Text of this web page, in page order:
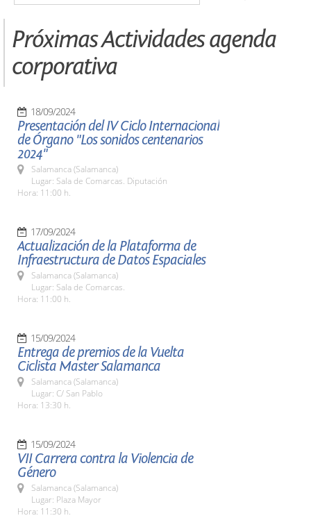
Próximas Actividades agenda
corporativa
18/09/2024
Presentación del IV Ciclo Internacional
de Órgano "Los sonidos centenarios
2024"
Salamanca (Salamanca)
Lugar: Sala de Comarcas. Diputación
Hora: 11:00 h.
17/09/2024
Actualización de la Plataforma de
Infraestructura de Datos Espaciales
Salamanca (Salamanca)
Lugar: Sala de Comarcas.
Hora: 11:00 h.
15/09/2024
Entrega de premios de la Vuelta
Ciclista Master Salamanca
Salamanca (Salamanca)
Lugar: C/ San Pablo
Hora: 13:30 h.
15/09/2024
VII Carrera contra la Violencia de
Género
Salamanca (Salamanca)
Lugar: Plaza Mayor
Hora: 11:30 h.